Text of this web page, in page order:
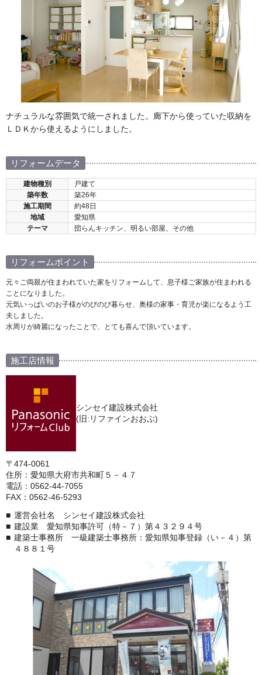
ナチュラルな雰囲気で統一されました。廊下から使っていた収納を
ＬＤＫから使えるようにしました。
リフォームデータ
建物種別
戸建て
築年数
築26年
施工期間
約48日
地域
愛知県
テーマ
団らんキッチン、明るい部屋、その他
リフォームポイント
元々ご両親が住まわれていた家をリフォームして、息子様ご家族が住まわれる
ことになりました。
元気いっぱいのお子様がのびのび暮らせ、奥様の家事・育児が楽になるよう工
夫しました。
水周りが綺麗になったことで、とても喜んで頂いています。
施工店情報
シンセイ建設株式会社
(旧:リファインおおぶ)
〒474-0061
住所：愛知県大府市共和町５－４７
電話：0562-44-7055
FAX：0562-46-5293
運営会社名 シンセイ建設株式会社
建設業 愛知県知事許可（特－７）第４３２９４号
建築士事務所 一級建築士事務所：愛知県知事登録（い－４）第
４８８１号